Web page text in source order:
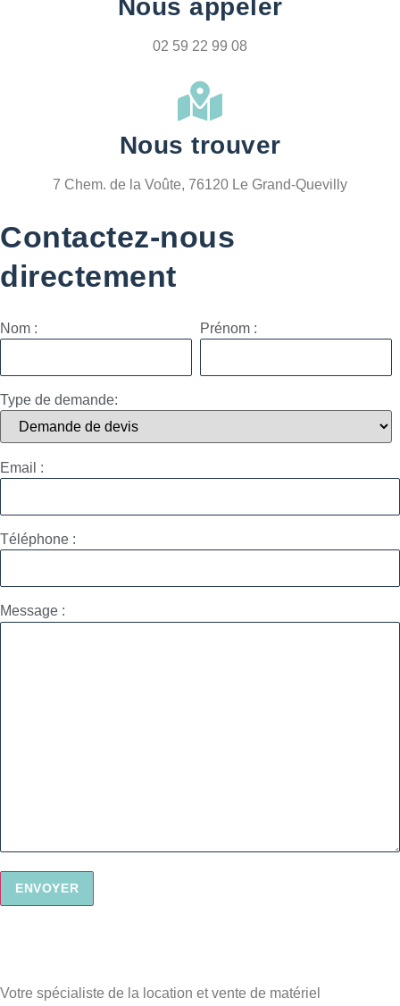
Nous appeler
02 59 22 99 08
Nous trouver
7 Chem. de la Voûte, 76120 Le Grand-Quevilly
Contactez-nous
directement
Nom : Prénom :
Type de demande:
Email :
Téléphone :
Message :
Votre spécialiste de la location et vente de matériel